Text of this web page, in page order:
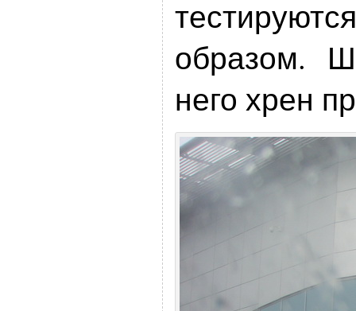
образом.
него хрен